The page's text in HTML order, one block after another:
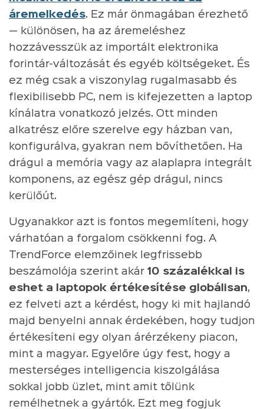
áremelkedés. Ez már önmagában érezhető
— különösen, ha az áremeléshez
hozzávesszük az importált elektronika
forintár-változását és egyéb költségeket. És
ez még csak a viszonylag rugalmasabb és
flexibilisebb PC, nem is kifejezetten a laptop
kínálatra vonatkozó jelzés. Ott minden
alkatrész előre szerelve egy házban van,
konfigurálva, gyakran nem bővíthetően. Ha
drágul a memória vagy az alaplapra integrált
komponens, az egész gép drágul, nincs
kerülőút.
Ugyanakkor azt is fontos megemlíteni, hogy
várhatóan a forgalom csökkenni fog. A
TrendForce elemzőinek legfrissebb
beszámolója szerint akár 10 százalékkal is
eshet a laptopok értékesítése globálisan,
ez felveti azt a kérdést, hogy ki mit hajlandó
majd benyelni annak érdekében, hogy tudjon
értékesíteni egy olyan árérzékeny piacon,
mint a magyar. Egyelőre úgy fest, hogy a
mesterséges intelligencia kiszolgálása
sokkal jobb üzlet, mint amit tőlünk
remélhetnek a gyártók. Ezt meg fogjuk